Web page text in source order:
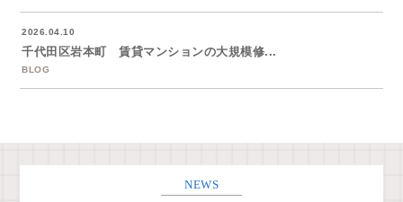
2026.04.10
千代田区岩本町 賃貸マンションの大規模修...
BLOG
NEWS